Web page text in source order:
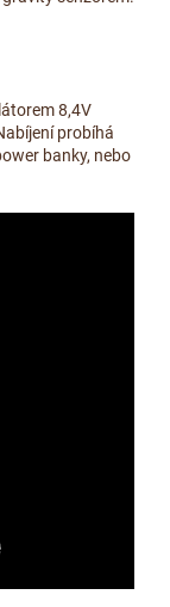
8,4V
probíhá
banky, nebo